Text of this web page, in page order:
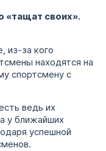
«тащат своих».
из-за кого
находятся на
спортсмену с
ведь их
у ближайших
успешной